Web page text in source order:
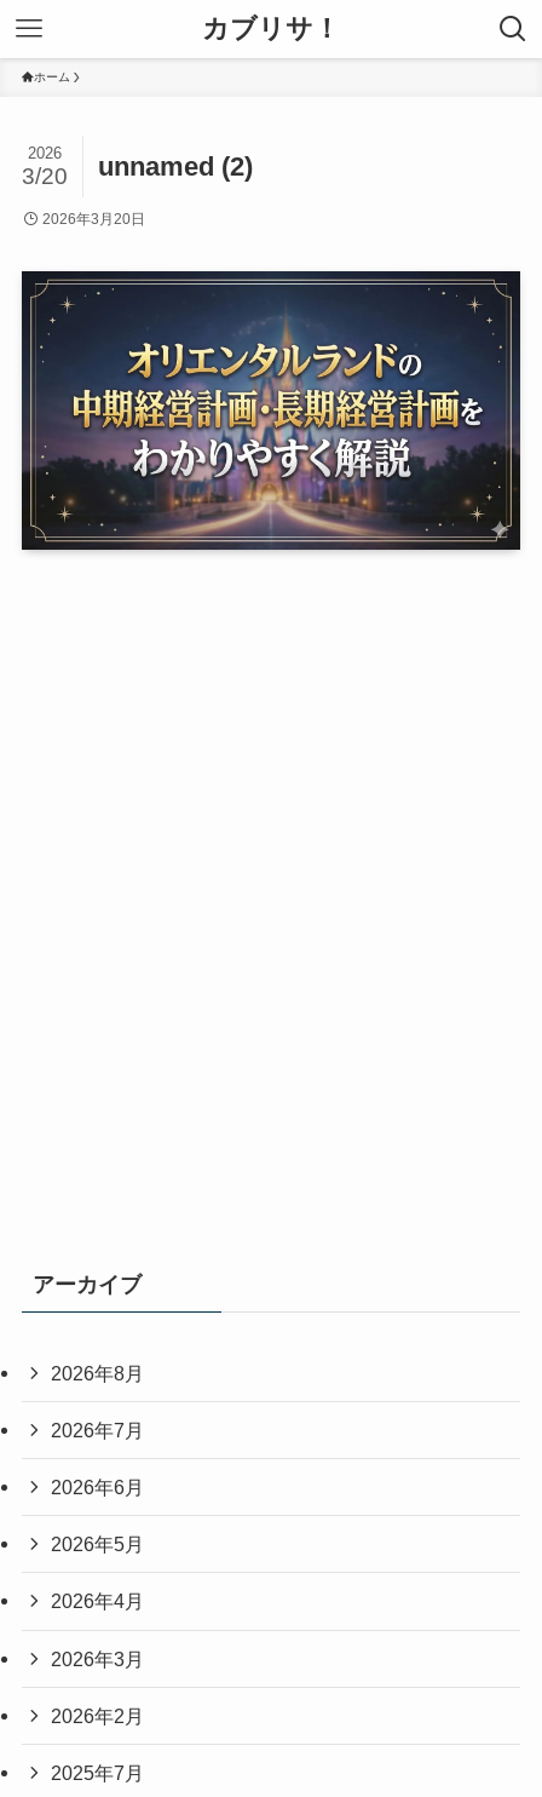
カブリサ！
ホーム
unnamed (2)
2026
3/20
2026年3月20日
アーカイブ
2026年8月
2026年7月
2026年6月
2026年5月
2026年4月
2026年3月
2026年2月
2025年7月